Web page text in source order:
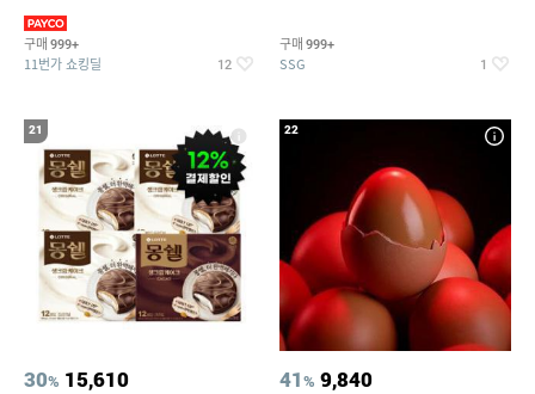
구매 999+
11번가 쇼킹딜 12
구매 999+
SSG 1
21
30% 15,610
22
41% 9,840